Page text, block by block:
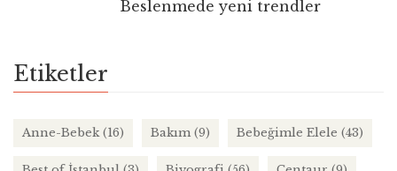
Beslenmede yeni trendler
Etiketler
Anne-Bebek(16) Bakım (9) Bebeğimle Elele (43)